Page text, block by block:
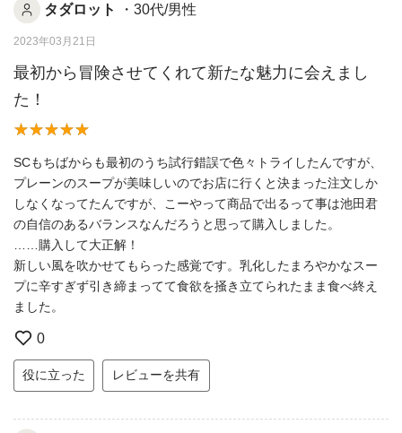
タダロット ・30代/男性
2023年03月21日
最初から冒険させてくれて新たな魅力に会えまし
た！
SCもちばからも最初のうち試行錯誤で色々トライしたんですが、
プレーンのスープが美味しいのでお店に行くと決まった注文しか
しなくなってたんですが、こーやって商品で出るって事は池田君
の自信のあるバランスなんだろうと思って購入しました。
……購入して大正解！
新しい風を吹かせてもらった感覚です。乳化したまろやかなスー
プに辛すぎず引き締まってて食欲を掻き立てられたまま食べ終え
ました。
0
役に立った レビューを共有